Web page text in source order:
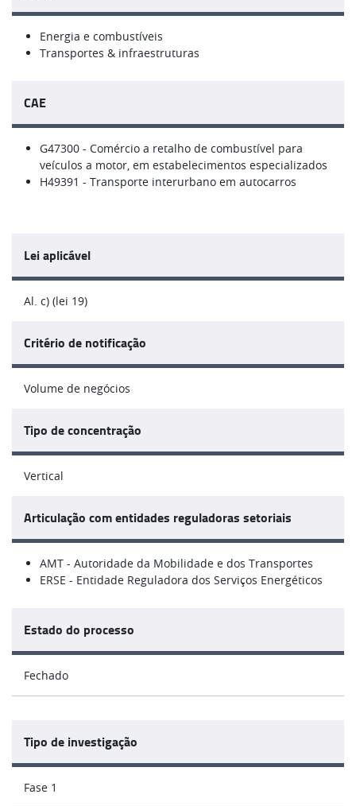
Energia e combustíveis
Transportes & infraestruturas
CAE
G47300 - Comércio a retalho de combustível para
veículos a motor, em estabelecimentos especializados
H49391 - Transporte interurbano em autocarros
Lei aplicável
Al. c) (lei 19)
Critério de notificação
Volume de negócios
Tipo de concentração
Vertical
Articulação com entidades reguladoras setoriais
AMT - Autoridade da Mobilidade e dos Transportes
ERSE - Entidade Reguladora dos Serviços Energéticos
Estado do processo
Fechado
Tipo de investigação
Fase 1